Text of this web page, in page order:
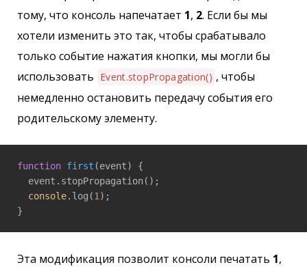
тому, что консоль напечатает 1, 2. Если бы мы
хотели изменить это так, чтобы срабатывало
только событие нажатия кнопки, мы могли бы
использовать Event.stopPropagation() , чтобы
немедленно остановить передачу события его
родительскому элементу.
function first (event) {
  event.stopPropagation();
console.log(1 );
}
Эта модификация позволит консоли печатать 1,